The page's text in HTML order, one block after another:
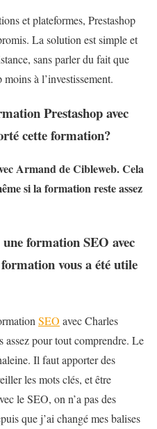
et plateformes, Prestashop
La solution est simple et
sans parler du fait que
à l’investissement.
Prestashop avec
cette formation?
Armand de Cibleweb. Cela
si la formation reste assez
formation SEO avec
vous a été utile
SEO avec Charles
pour tout comprendre. Le
Il faut apporter des
les mots clés, et être
le SEO, on n’a pas des
que j’ai changé mes balises